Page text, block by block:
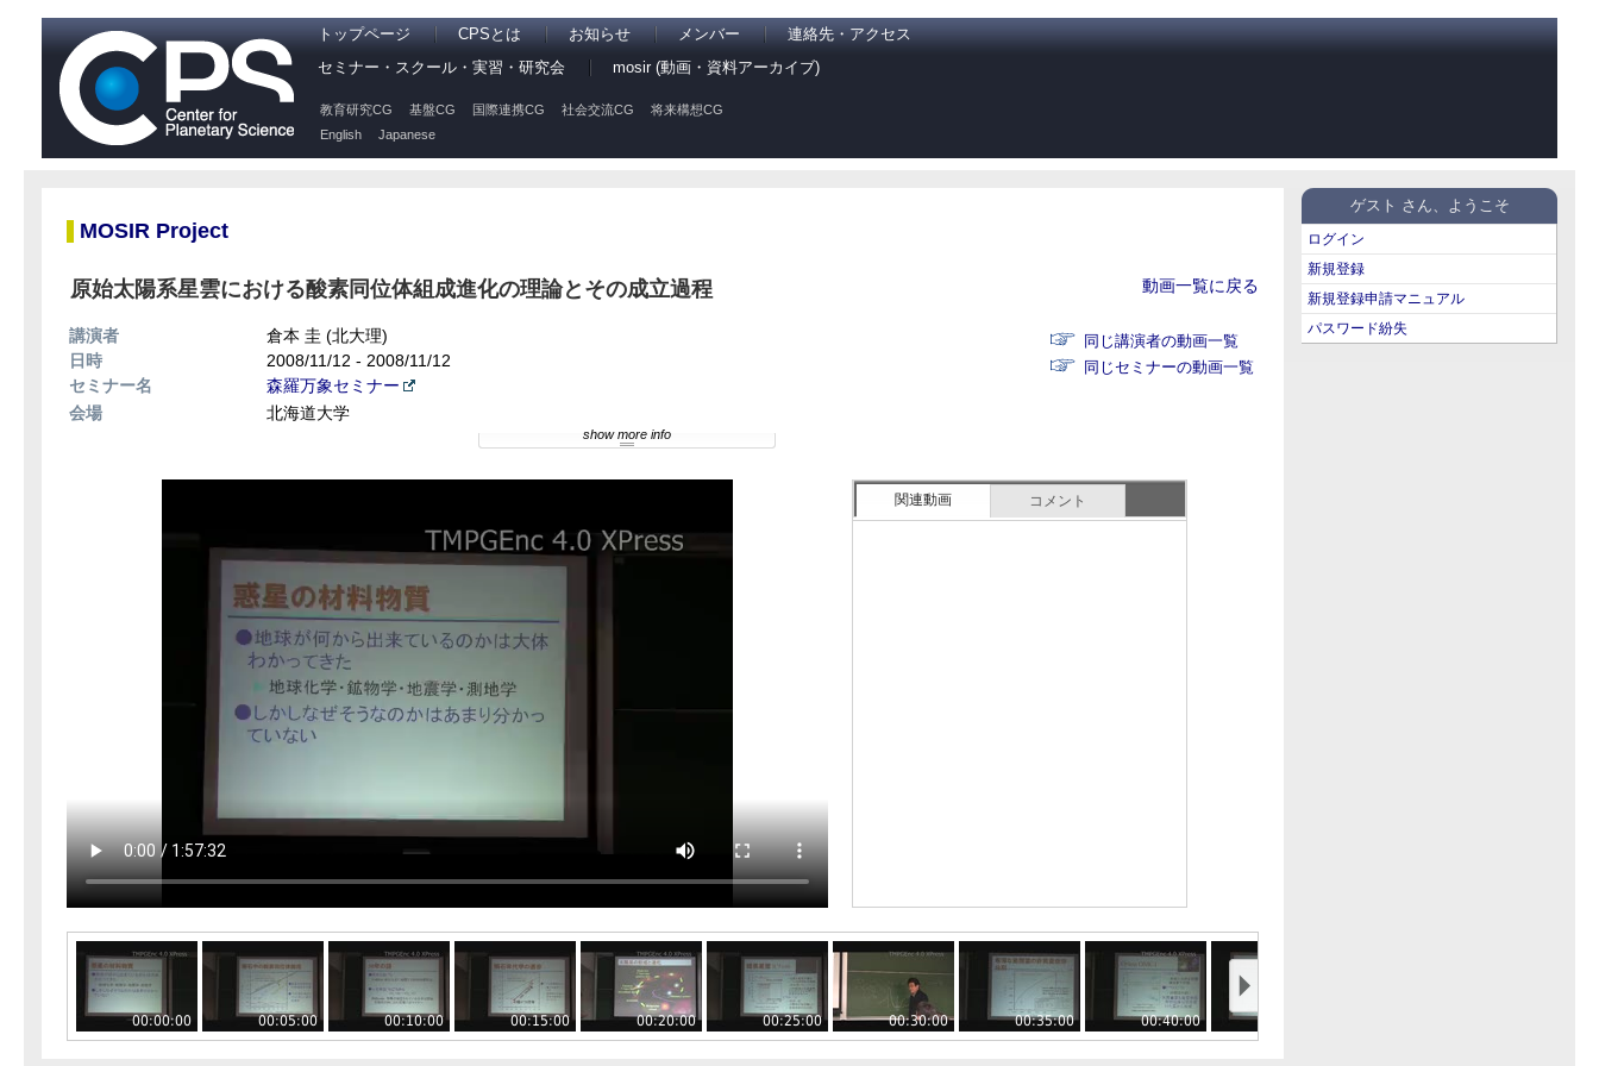
トップページ CPSとは お知らせ メンバー
連絡先・アクセス
セミナー・スクール・実習・研究会
mosir (動画・資料アーカイブ)
教育研究CG 基盤CG 国際連携CG 社会交流CG
将来構想CG
English
Japanese
ゲスト さん、ようこそ
ログイン
新規登録
新規登録申請マニュアル
パスワード紛失
MOSIR Project
動画一覧に戻る
原始太陽系星雲における酸素同位体組成進化の理論とその成立過程
講演者
倉本 圭 (北大理)
日時
2008/11/12 - 2008/11/12
セミナー名
森羅万象セミナー
同じ講演者の動画一覧
同じセミナーの動画一覧
会場 北海道大学
show more info
関連動画 コメント
00:00:00 00:05:00 00:10:00 00:15:00 00:20:00 00:25:00 00:30:00 00:35:00 00:40:00